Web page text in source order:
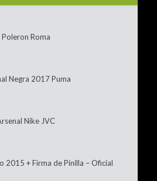
Poleron Roma
Negra 2017 Puma
Nike JVC
2015 + Firma de Pinilla – Oficial